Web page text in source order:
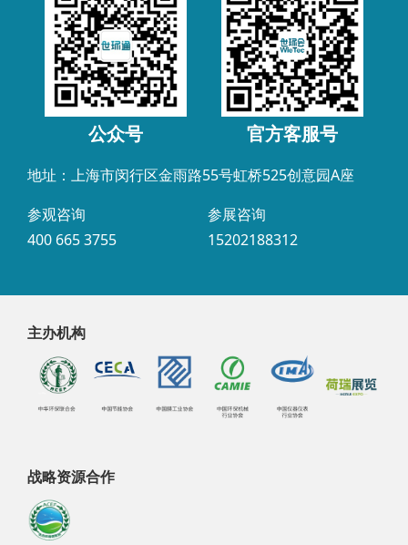
公众号 官方客服号
地址：上海市闵行区金雨路55号虹桥525创意园A座
参观咨询
400 665 3755
参展咨询
15202188312
主办机构
战略资源合作